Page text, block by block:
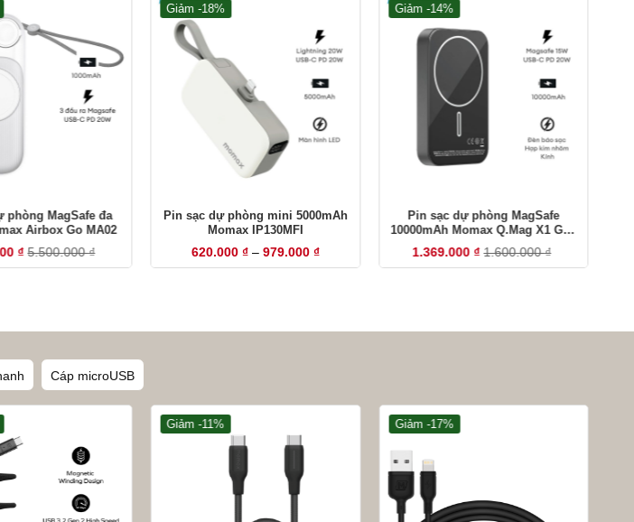
phòng MagSafe đa
Airbox Go MA02
₫ 5.500.000₫
Giảm -18%
Pin sạc dự phòng mini 5000mAh
Momax IP130MFI
620.000 ₫ – 979.000 ₫Khoảng
giá:
Giảm -14%
Pin sạc dự phòng MagSafe
10000mAh Momax Q.Mag X1 Gen
2 IP117A
1.369.000 ₫ 1.600.000₫
Cáp microUSB
Giảm -11% Giảm -17%